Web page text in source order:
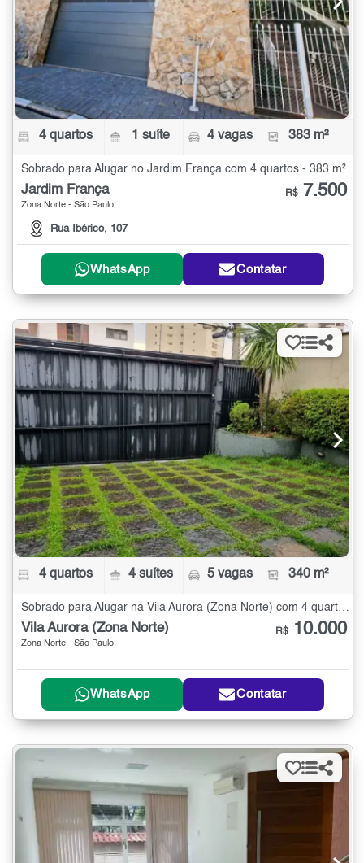
4 quartos 1 suíte 4 vagas 383 m²
Sobrado para Alugar no Jardim França com 4 quartos - 383 m²
Jardim França
Zona Norte - São Paulo
Rua Ibérico, 107
R$ 7.500
WhatsApp Contatar
4 quartos 4 suítes 5 vagas 340 m²
Sobrado para Alugar na Vila Aurora (Zona Norte) com 4 quartos - 340 m²
Vila Aurora (Zona Norte)
Zona Norte - São Paulo
R$ 10.000
WhatsApp Contatar